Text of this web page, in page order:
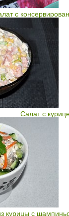
с
Салат с
курицы с